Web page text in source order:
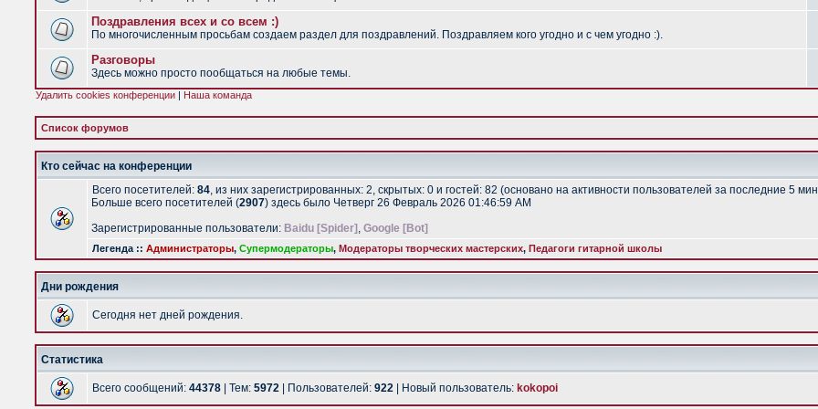
Поздравления всех и со всем :)
По многочисленным просьбам создаем раздел для поздравлений. Поздравляем кого угодно и с чем угодно :).
Разговоры
Здесь можно просто пообщаться на любые темы.
Удалить cookies конференции | Наша команда
Список форумов
Кто сейчас на конференции
Всего посетителей: 84, из них зарегистрированных: 2, скрытых: 0 и гостей: 82 (основано на активности пользователей за последние 5
Больше всего посетителей (2907) здесь было Четверг 26 Февраль 2026 01:46:59 AM
Зарегистрированные пользователи: Baidu [Spider] , Google [Bot]
Легенда :: Администраторы, Супермодераторы, Модераторы творческих мастерских, Педагоги гитарной школы
Дни рождения
Сегодня нет дней рождения.
Статистика
Всего сообщений: 44378 | Тем: 5972 | Пользователей: 922 | Новый пользователь: kokopoi